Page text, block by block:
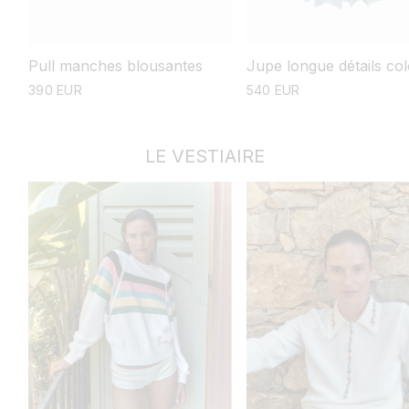
Pull manches blousantes
prix
390 EUR
Jupe longue détails
prix
540 EUR
LE VESTIAIRE